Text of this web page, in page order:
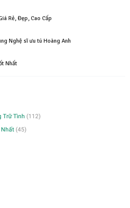
Rẻ, Đẹp, Cao Cấp
Nghệ sĩ ưu tú Hoàng Anh
Nhất
Trữ Tình (112)
Nhất (45)